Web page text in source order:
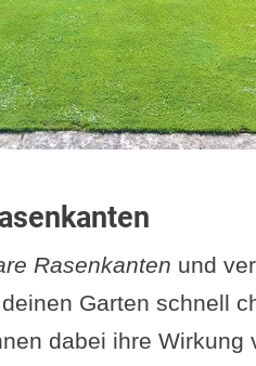
Rasenkanten und
Garten schnell
dabei ihre Wirkung